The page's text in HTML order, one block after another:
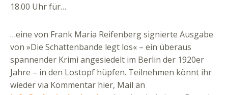
18.00 Uhr für…
…eine von Frank Maria Reifenberg signierte Ausgabe
von »Die Schattenbande legt los« – ein überaus
spannender Krimi angesiedelt im Berlin der 1920er
Jahre – in den Lostopf hüpfen. Teilnehmen könnt ihr
wieder via Kommentar hier, Mail an